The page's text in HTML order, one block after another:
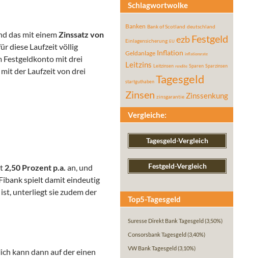
das mit einemZinssatz von
diese Laufzeit völlig
Festgeldkonto mit drei
der Laufzeit von drei
2,50 Prozent p.a. an, und
spielt damit eindeutig
unterliegt sie zudem der
kann dann auf der einen
Schlagwortwolke
Banken Bank of Scotland deutschland
Einlagensicherung EU ezbFestgeld
Geldanlage Inflation inflationsrate
Leitzins Leitzinsen rendite Sparen Sparzinsen
startguthaben Tagesgeld
Zinsen zinsgarantie Zinssenkung
Vergleiche:
Tagesgeld-Vergleich
Festgeld-Vergleich
Top5-Tagesgeld
Suresse Direkt Bank Tagesgeld (3,50%)
Consorsbank Tagesgeld (3,40%)
VW Bank Tagesgeld (3,10%)